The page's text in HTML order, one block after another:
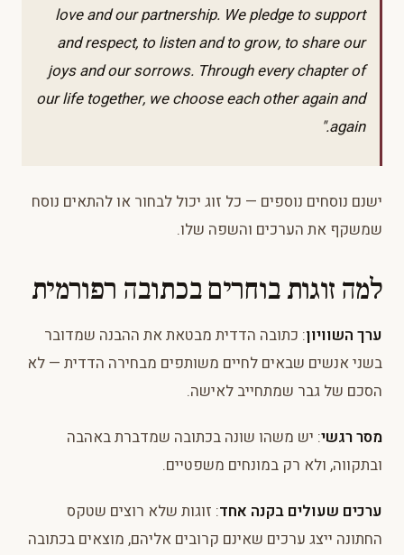
love and our partnership. We pledge to support
and respect, to listen and to grow, to share our
joys and our sorrows. Through every chapter of
our life together, we choose each other again and
again."
ישנם נוסחים נוספים — כל זוג יכול לבחור או להתאים נוסח
שמשקף את הערכים והשפה שלו.
למה זוגות בוחרים בכתובה רפורמית
ערך השוויון: כתובה הדדית מבטאת את ההבנה שמדובר
בשני אנשים שבאים לחיים משותפים מבחירה הדדית — לא
הסכם של גבר שמתחייב לאישה.
מסר רגשי: יש משהו שונה בכתובה שמדברת באהבה
ובתקווה, ולא רק במונחים משפטיים.
ערכים שעולים בקנה אחד: זוגות שלא רוצים שטקס
החתונה ייצג ערכים שאינם קרובים אליהם, מוצאים בכתובה